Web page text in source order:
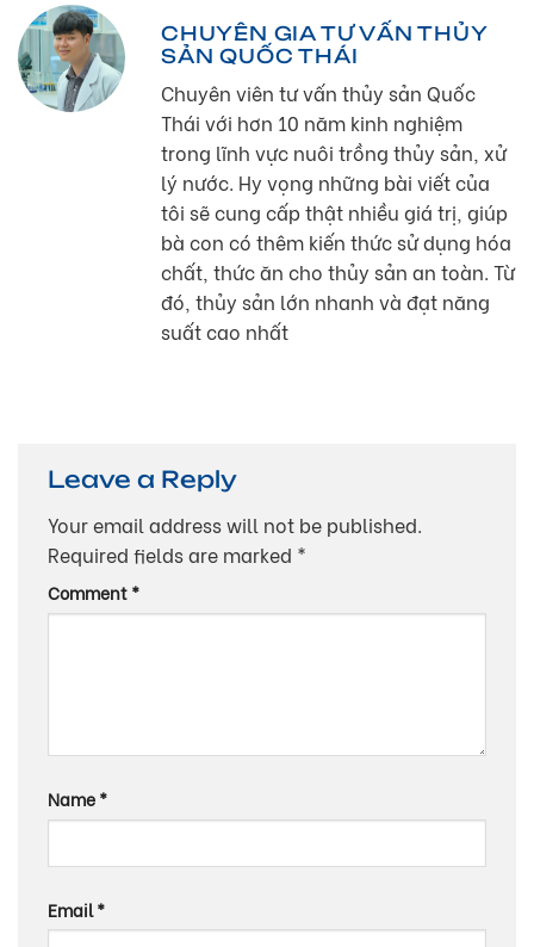
CHUYÊN GIA TƯ VẤN THỦY
SẢN QUỐC THÁI
Chuyên viên tư vấn thủy sản Quốc
Thái với hơn 10 năm kinh nghiệm
trong lĩnh vực nuôi trồng thủy sản, xử
lý nước. Hy vọng những bài viết của
tôi sẽ cung cấp thật nhiều giá trị, giúp
bà con có thêm kiến thức sử dụng hóa
chất, thức ăn cho thủy sản an toàn. Từ
đó, thủy sản lớn nhanh và đạt năng
suất cao nhất
Leave a Reply
Your email address will not be published.
Required fields are marked *
Comment*
Name*
Email*